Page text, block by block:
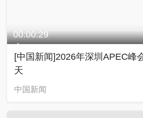
00:00:29
[中国新闻]2026年深圳APEC峰
天
中国新闻